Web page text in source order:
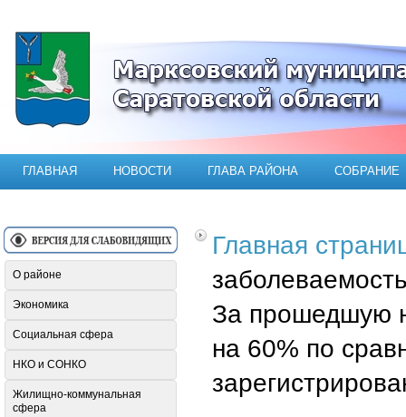
Официальный сайт Марксовского
ГЛАВНАЯ НОВОСТИ ГЛАВА РАЙОНА СОБРАНИЕ
Главная
За прошедшую
на 60% по
О районе
Экономика
Социальная сфера
НКО и СОНКО
Жилищно-коммунальная
сфера